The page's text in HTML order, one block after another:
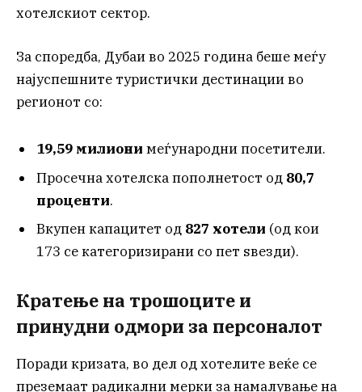
хотелскиот сектор.
За споредба, Дубаи во 2025 година беше меѓу
најуспешните туристички дестинации во
регионот со:
19,59 милиони меѓународни посетители.
Просечна хотелска пополнетост од 80,7
проценти.
Вкупен капацитет од 827 хотели (од кои
173 се категоризирани со пет ѕвезди).
Кратење на трошоците и
принудни одмори за персоналот
Поради кризата, во дел од хотелите веќе се
преземаат радикални мерки за намалување на